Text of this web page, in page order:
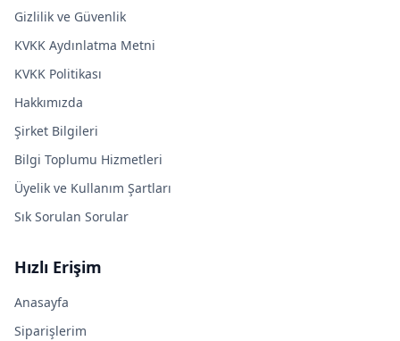
Gizlilik ve Güvenlik
KVKK Aydınlatma Metni
KVKK Politikası
Hakkımızda
Şirket Bilgileri
Bilgi Toplumu Hizmetleri
Üyelik ve Kullanım Şartları
Sık Sorulan Sorular
Hızlı Erişim
Anasayfa
Siparişlerim